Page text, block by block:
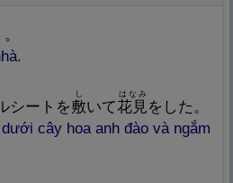
シートを敷
し
いて花見
はなみ
をした。
cây hoa anh đào và ngắm